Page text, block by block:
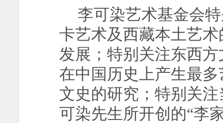
李可染艺术基金会
卡艺术及西藏本土艺
发展；特别关注东西
在中国历史上产生最
文史的研究；特别关
可染先生所开创的“李